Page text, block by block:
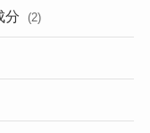
分 (2)